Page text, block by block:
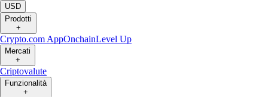
USD
Prodotti
+
Crypto.com AppOnchainLevel Up
Mercati
+
Criptovalute
Funzionalità
+